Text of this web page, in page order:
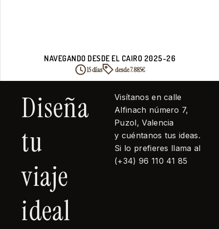
NAVEGANDO DESDE EL CAIRO 2025-26
15 días desde 7.885€
Diseña
tu
viaje
ideal
Visítanos en calle
Alfinach número 7,
Puzol, Valencia
y cuéntanos tus ideas.
Si lo prefieres llama al
(+34) 96 110 41 85